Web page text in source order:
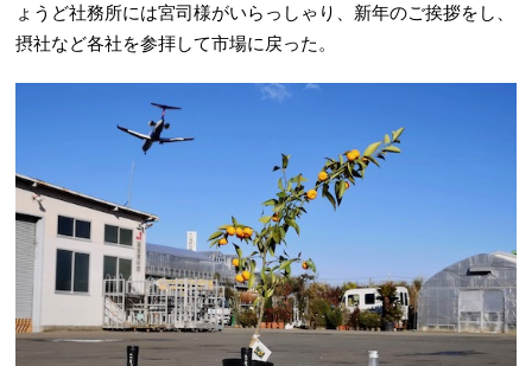
ょうど社務所には宮司様がいらっしゃり、新年のご挨拶をし、
摂社など各社を参拝して市場に戻った。